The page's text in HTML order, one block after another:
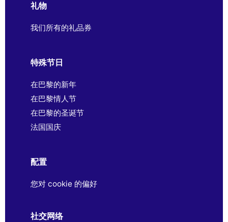
礼物
我们所有的礼品券
特殊节日
在巴黎的新年
在巴黎情人节
在巴黎的圣诞节
法国国庆
配置
您对 cookie 的偏好
社交网络